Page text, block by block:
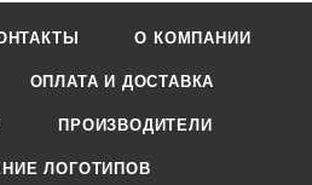
О КОМПАНИИ
ОПЛАТА И ДОСТАВКА
ПРОИЗВОДИТЕЛИ
ЛОГОТИПОВ